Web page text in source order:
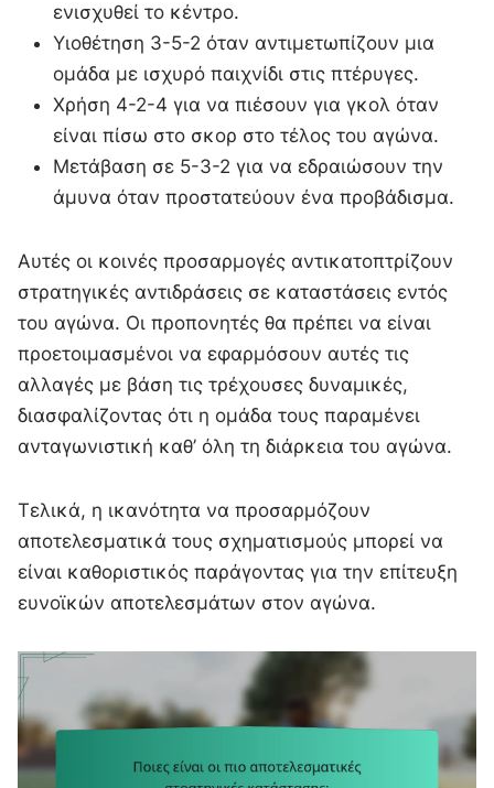
ενισχυθεί το κέντρο.
Υιοθέτηση 3-5-2 όταν αντιμετωπίζουν μια
ομάδα με ισχυρό παιχνίδι στις πτέρυγες.
Χρήση 4-2-4 για να πιέσουν για γκολ όταν
είναι πίσω στο σκορ στο τέλος του αγώνα.
Μετάβαση σε 5-3-2 για να εδραιώσουν την
άμυνα όταν προστατεύουν ένα προβάδισμα.
Αυτές οι κοινές προσαρμογές αντικατοπτρίζουν
στρατηγικές αντιδράσεις σε καταστάσεις εντός
του αγώνα. Οι προπονητές θα πρέπει να είναι
προετοιμασμένοι να εφαρμόσουν αυτές τις
αλλαγές με βάση τις τρέχουσες δυναμικές,
διασφαλίζοντας ότι η ομάδα τους παραμένει
ανταγωνιστική καθ’ όλη τη διάρκεια του αγώνα.
Τελικά, η ικανότητα να προσαρμόζουν
αποτελεσματικά τους σχηματισμούς μπορεί να
είναι καθοριστικός παράγοντας για την επίτευξη
ευνοϊκών αποτελεσμάτων στον αγώνα.